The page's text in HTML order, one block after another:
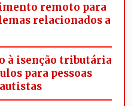
remoto para
relacionados a
à isenção tributária
para pessoas